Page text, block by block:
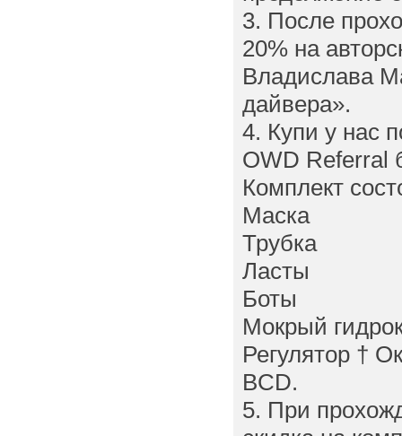
3. После
20% на
Владислава
дайвера».
4. Купи у нас
OWD Referral
Комплект
Маска
Трубка
Ласты
Боты
Мокрый
Регулятор †
BCD.
5. При